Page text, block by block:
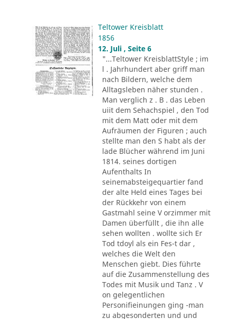
Teltower Kreisblatt
1856
12. Juli , Seite 6
"...Teltower KreisblattStyle ; im
l . Jahrhundert aber griff man
nach Bildern, welche dem
Alltagsleben näher stunden .
Man verglich z . B . das Leben
uiit dem Sehachspiel , den Tod
mit dem Matt oder mit dem
Aufräumen der Figuren ; auch
stellte man den S habt als der
lade Blücher während im Juni
1814. seines dortigen
Aufenthalts In
seinemabsteigequartier fand
der alte Held eines Tages bei
der Rückkehr von einem
Gastmahl seine V orzimmer mit
Damen überfüllt , die ihn alle
sehen wollten . wollte sich Er
Tod tdoyl als ein Fes-t dar ,
welches die Welt den
Menschen giebt. Dies führte
auf die Zusammenstellung des
Todes mit Musik und Tanz . V
on gelegentlichen
Personifieinungen ging -man
zu abgesonderten und und